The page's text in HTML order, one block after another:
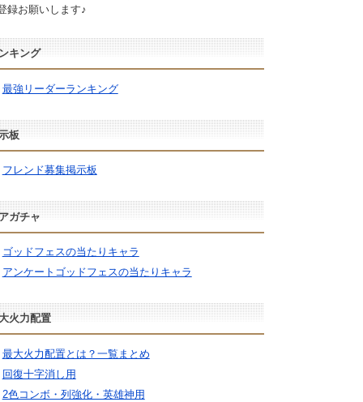
録お願いします♪
キング
最強リーダーランキング
板
フレンド募集掲示板
ガチャ
ゴッドフェスの当たりキャラ
アンケートゴッドフェスの当たりキャラ
火力配置
最大火力配置とは？一覧まとめ
回復十字消し用
2色コンボ・列強化・英雄神用